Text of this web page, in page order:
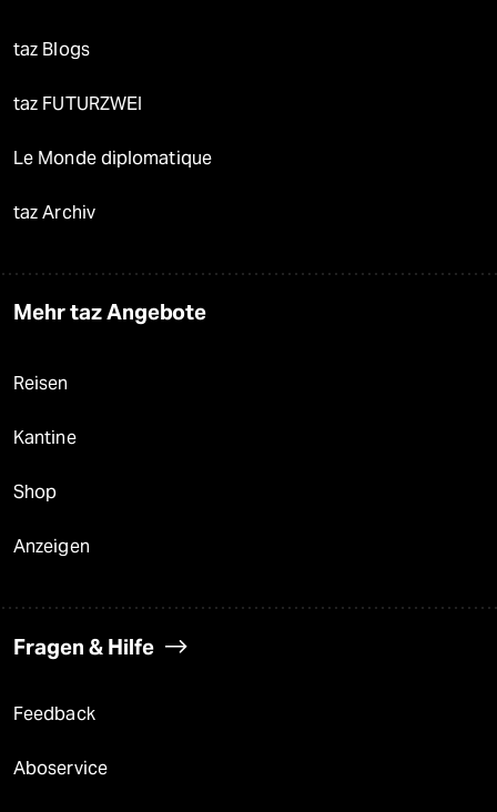
taz Blogs
taz FUTURZWEI
Le Monde diplomatique
taz Archiv
Mehr taz Angebote
Reisen
Kantine
Shop
Anzeigen
Fragen & Hilfe
Feedback
Aboservice